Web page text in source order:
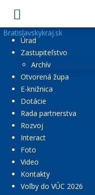
Bratislavskykraj.sk
Úrad
Zastupiteľstvo
Archív
Otvorená župa
E-knižnica
Dotácie
Rada partnerstva
Rozvoj
Interact
Foto
Video
Kontakty
Voľby do VÚC 2026